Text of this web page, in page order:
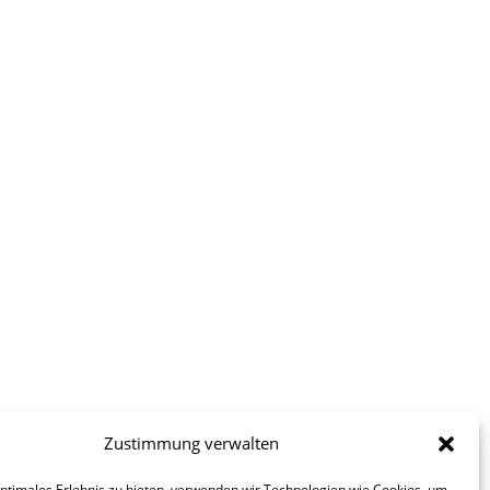
Zustimmung verwalten